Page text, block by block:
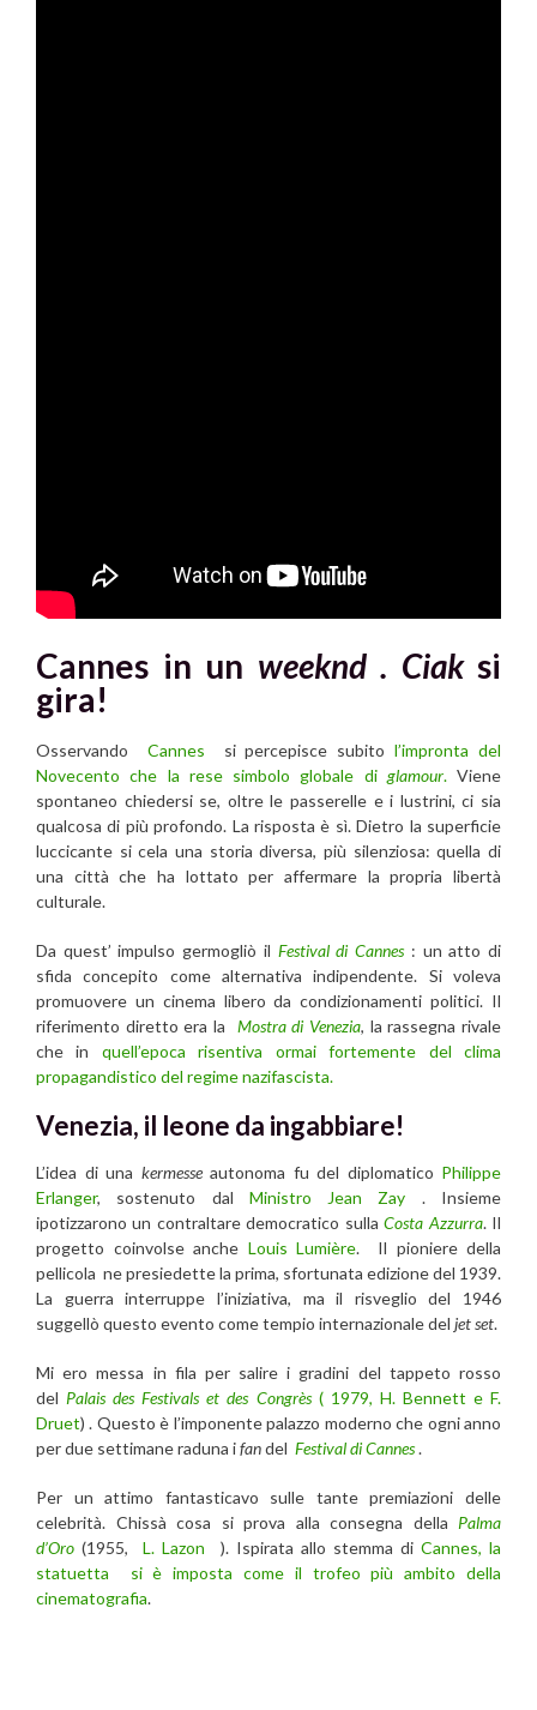
Cannes in un weeknd . Ciaksi
gira!
Osservando Cannes si percepisce subito l’impronta del
Novecento che la rese simbolo globale di glamour.Viene
spontaneo chiedersi se, oltre le passerelle e i lustrini, ci sia
qualcosa di più profondo. La risposta è sì. Dietro la superficie
luccicante si cela una storia diversa, più silenziosa: quella di
una città che ha lottato per affermare la propria libertà
culturale.
Da quest’ impulso germogliò il Festival di Cannes: un atto di
sfida concepito come alternativa indipendente. Si voleva
promuovere un cinema libero da condizionamenti politici. Il
riferimento diretto era la Mostra di Venezia, la rassegna rivale
che in quell’epoca risentiva ormai fortemente del clima
propagandistico del regime nazifascista.
Venezia, il leone da ingabbiare!
L’idea di una kermesseautonoma fu del diplomatico Philippe
Erlanger, sostenuto dal Ministro Jean Zay . Insieme
ipotizzarono un contraltare democratico sullaCosta Azzurra. Il
progetto coinvolse anche Louis Lumière. Il pioniere della
pellicola ne presiedette la prima, sfortunata edizione del 1939.
La guerra interruppe l’iniziativa, ma il risveglio del 1946
suggellò questo evento come tempio internazionale del jet set.
Mi ero messa in fila per salire i gradini del tappeto rosso
del Palais des Festivals et des Congrès ( 1979, H. Bennett e F.
Druet) . Questo è l’imponente palazzo moderno che ogni anno
per due settimane raduna ifandel Festival di Cannes.
Per un attimo fantasticavo sulle tante premiazioni delle
celebrità. Chissà cosa si prova alla consegna della Palma
d’Oro (1955, L. Lazon ). Ispirata allo stemma di Cannes, la
statuetta si è imposta come il trofeo più ambito della
cinematografia.